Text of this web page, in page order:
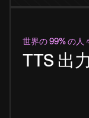
世界の 99% の人
TTS 出